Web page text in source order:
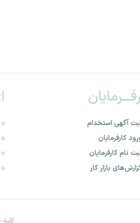
آگهی استخدام
کارفرمایان
نام کارفرمایان
بازار کار